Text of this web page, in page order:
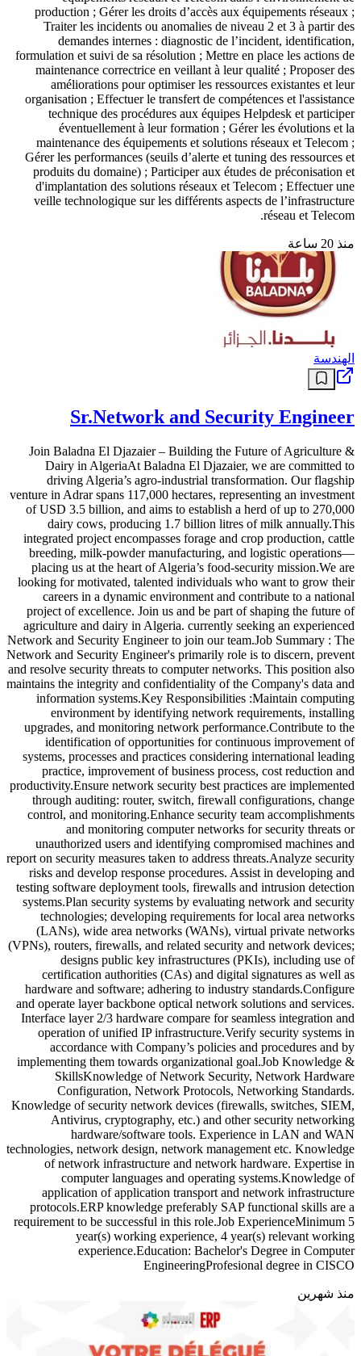
production ; Gérer les droits d’accès aux équipements réseaux ;
Traiter les incidents ou anomalies de niveau 2 et 3 à partir des
demandes internes : diagnostic de l’incident, identification,
formulation et suivi de sa résolution ; Mettre en place les actions de
maintenance correctrice en veillant à leur qualité ; Proposer des
améliorations pour optimiser les ressources existantes et leur
organisation ; Effectuer le transfert de compétences et l'assistance
technique des procédures aux équipes Helpdesk et participer
éventuellement à leur formation ; Gérer les évolutions et la
maintenance des équipements et solutions réseaux et Telecom ;
Gérer les performances (seuils d’alerte et tuning des ressources et
produits du domaine) ; Participer aux études de préconisation et
d'implantation des solutions réseaux et Telecom ; Effectuer une
veille technologique sur les différents aspects de l’infrastructure
réseau et Telecom.
منذ 20 ساعة
الهندسة
Sr.Network and Security Engineer
Join Baladna El Djazaier – Building the Future of Agriculture &
Dairy in AlgeriaAt Baladna El Djazaier, we are committed to
driving Algeria’s agro-industrial transformation. Our flagship
venture in Adrar spans 117,000 hectares, representing an investment
of USD 3.5 billion, and aims to establish a herd of up to 270,000
dairy cows, producing 1.7 billion litres of milk annually.This
integrated project encompasses forage and crop production, cattle
breeding, milk-powder manufacturing, and logistic operations—
placing us at the heart of Algeria’s food-security mission.We are
looking for motivated, talented individuals who want to grow their
careers in a dynamic environment and contribute to a national
project of excellence. Join us and be part of shaping the future of
agriculture and dairy in Algeria. currently seeking an experienced
Network and Security Engineer to join our team.Job Summary : The
Network and Security Engineer's primarily role is to discern, prevent
and resolve security threats to computer networks. This position also
maintains the integrity and confidentiality of the Company's data and
information systems.Key Responsibilities :Maintain computing
environment by identifying network requirements, installing
upgrades, and monitoring network performance.Contribute to the
identification of opportunities for continuous improvement of
systems, processes and practices considering international leading
practice, improvement of business process, cost reduction and
productivity.Ensure network security best practices are implemented
through auditing: router, switch, firewall configurations, change
control, and monitoring.Enhance security team accomplishments
and monitoring computer networks for security threats or
unauthorized users and identifying compromised machines and
report on security measures taken to address threats.Analyze security
risks and develop response procedures. Assist in developing and
testing software deployment tools, firewalls and intrusion detection
systems.Plan security systems by evaluating network and security
technologies; developing requirements for local area networks
(LANs), wide area networks (WANs), virtual private networks
(VPNs), routers, firewalls, and related security and network devices;
designs public key infrastructures (PKIs), including use of
certification authorities (CAs) and digital signatures as well as
hardware and software; adhering to industry standards.Configure
and operate layer backbone optical network solutions and services.
Interface layer 2/3 hardware compare for seamless integration and
operation of unified IP infrastructure.Verify security systems in
accordance with Company’s policies and procedures and by
implementing them towards organizational goal.Job Knowledge &
SkillsKnowledge of Network Security, Network Hardware
Configuration, Network Protocols, Networking Standards.
Knowledge of security network devices (firewalls, switches, SIEM,
Antivirus, cryptography, etc.) and other security networking
hardware/software tools. Experience in LAN and WAN
technologies, network design, network management etc. Knowledge
of network infrastructure and network hardware. Expertise in
computer languages and operating systems.Knowledge of
application of application transport and network infrastructure
protocols.ERP knowledge preferably SAP functional skills are a
requirement to be successful in this role.Job ExperienceMinimum 5
year(s) working experience, 4 year(s) relevant working
experience.Education: Bachelor's Degree in Computer
EngineeringProfesional degree in CISCO
منذ شهرين